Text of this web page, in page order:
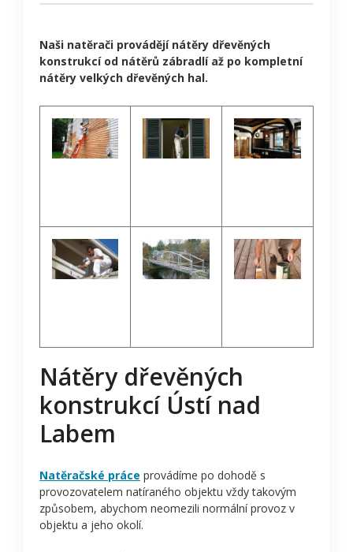
Naši natěrači provádějí nátěry dřevěných
konstrukcí od nátěrů zábradlí až po kompletní
nátěry velkých dřevěných hal.
Nátěry dřevěných
konstrukcí Ústí nad
Labem
Natěračské práce provádíme po dohodě s
provozovatelem natíraného objektu vždy takovým
způsobem, abychom neomezili normální provoz v
objektu a jeho okolí.